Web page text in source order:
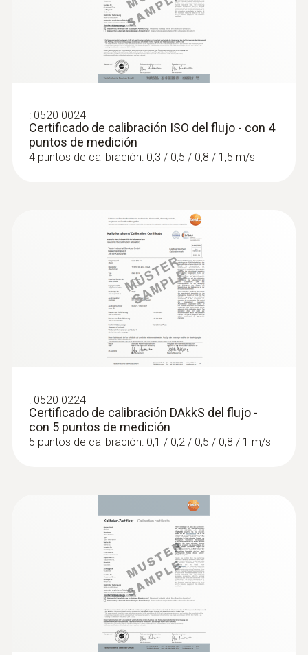
Set combinado para caudal 2 testo 440
con Bluetooth®
Set combinado para el nivel de confort
testo 440 con Bluetooth®
Set de CO₂ testo 440 con Bluetooth®
: 0520 0024
Certificado de calibración ISO del flujo - con 4
puntos de medición
4 puntos de calibración: 0,3 / 0,5 / 0,8 / 1,5 m/s
: 0520 0224
Certificado de calibración DAkkS del flujo -
con 5 puntos de medición
5 puntos de calibración: 0,1 / 0,2 / 0,5 / 0,8 / 1 m/s